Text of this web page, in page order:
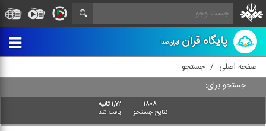
پایگاه قرآنایران‌صدا
صفحه اصلی
جستجو
جستجو برای:
۱۸۰۸
نتایج جستجو
۱,۷۲ ثانیه
یافت شد